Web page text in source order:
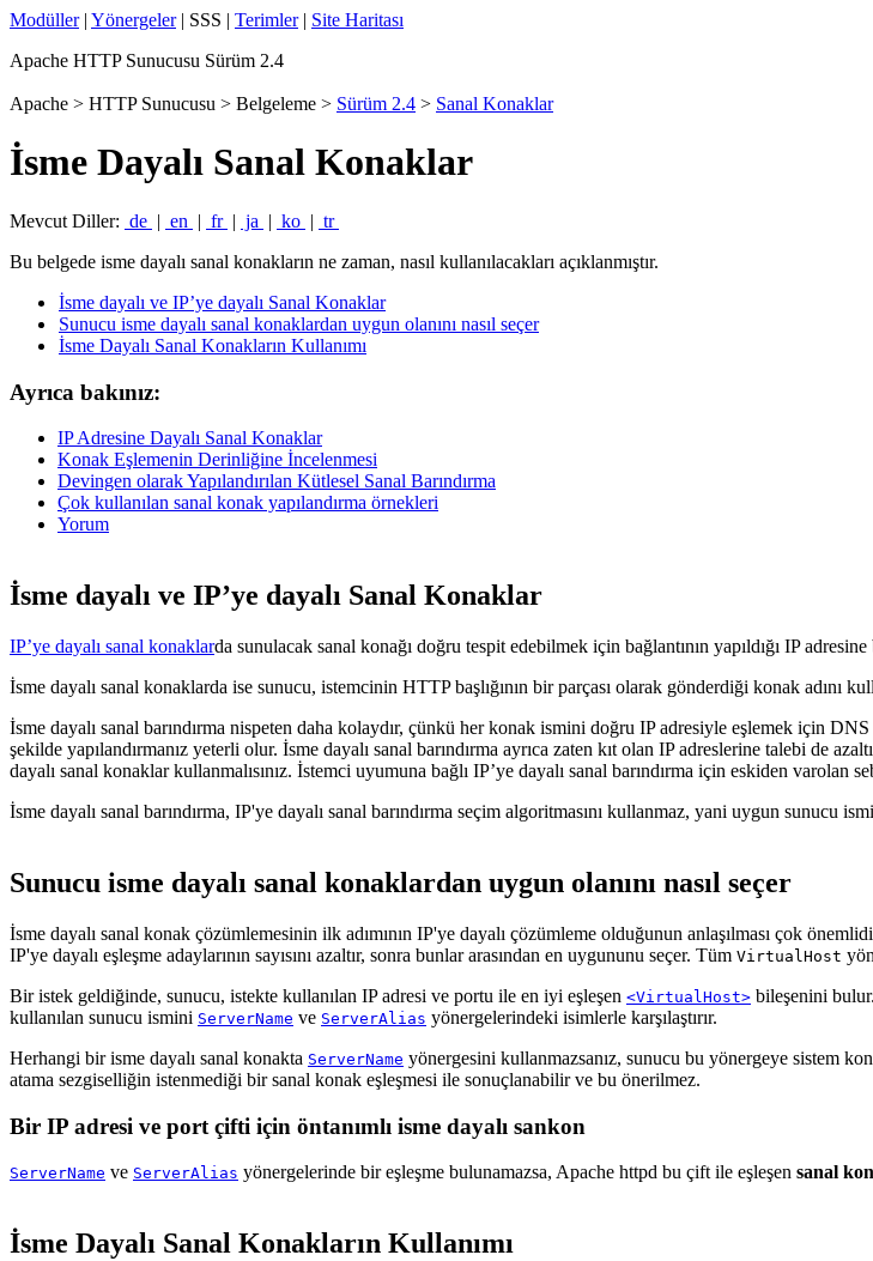
Modüller| Yönergeler| SSS | Terimler| Site Haritası
Apache HTTP Sunucusu Sürüm 2.4
Apache > HTTP Sunucusu > Belgeleme > Sürüm 2.4 > Sanal Konaklar
İsme Dayalı Sanal Konaklar
Mevcut Diller: de | en | fr | ja | ko | tr
Bu belgede isme dayalı sanal konakların ne zaman, nasıl kullanılacakları açıklanmıştır.
İsme dayalı ve IP’ye dayalı Sanal Konaklar
Sunucu isme dayalı sanal konaklardan uygun olanını nasıl seçer
İsme Dayalı Sanal Konakların Kullanımı
Ayrıca bakınız:
IP Adresine Dayalı Sanal Konaklar
Konak Eşlemenin Derinliğine İncelenmesi
Devingen olarak Yapılandırılan Kütlesel Sanal Barındırma
Çok kullanılan sanal konak yapılandırma örnekleri
Yorum
İsme dayalı ve IP’ye dayalı Sanal Konaklar
IP’ye dayalı sanal konaklarda sunulacak sanal konağı doğru tespit edebilmek için bağlantının yapıldığı IP
İsme dayalı sanal konaklarda ise sunucu, istemcinin HTTP başlığının bir parçası olarak gönderdiği konak adını
İsme dayalı sanal barındırma nispeten daha kolaydır, çünkü her konak ismini doğru IP adresiyle eşlemek için
şekilde yapılandırmanız yeterli olur. İsme dayalı sanal barındırma ayrıca zaten kıt olan IP adreslerine talebi de
dayalı sanal konaklar kullanmalısınız. İstemci uyumuna bağlı IP’ye dayalı sanal barındırma için eskiden
İsme dayalı sanal barındırma, IP'ye dayalı sanal barındırma seçim algoritmasını kullanmaz, yani uygun sunucu
Sunucu isme dayalı sanal konaklardan uygun olanını nasıl seçer
İsme dayalı sanal konak çözümlemesinin ilk adımının IP'ye dayalı çözümleme olduğunun anlaşılması çok
IP'ye dayalı eşleşme adaylarının sayısını azaltır, sonra bunlar arasından en uygununu seçer. Tüm VirtualHost
Bir istek geldiğinde, sunucu, istekte kullanılan IP adresi ve portu ile en iyi eşleşen <VirtualHost> bileşenini
kullanılan sunucu ismini ServerName ve ServerAlias yönergelerindeki isimlerle karşılaştırır.
Herhangi bir isme dayalı sanal konakta ServerName yönergesini kullanmazsanız, sunucu bu yönergeye sistem
atama sezgiselliğin istenmediği bir sanal konak eşleşmesi ile sonuçlanabilir ve bu önerilmez.
Bir IP adresi ve port çifti için öntanımlı isme dayalı sankon
ServerName ve ServerAlias yönergelerinde bir eşleşme bulunamazsa, Apache httpd bu çift ile eşleşen sanal
İsme Dayalı Sanal Konakların Kullanımı